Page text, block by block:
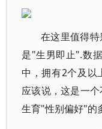
在这里值得
是"生男即止".数
中，拥有2个及以
应该说，这是一
生育"性别偏好"的